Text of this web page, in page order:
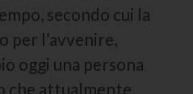
secondo cui la
per l’avvenire,
oggi una persona
che attualmente